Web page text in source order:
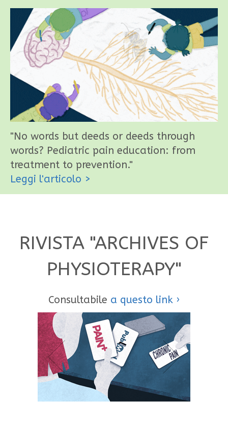
"No words but deeds or deeds through
words? Pediatric pain education: from
treatment to prevention."
Leggi l'articolo >
RIVISTA "ARCHIVES OF
PHYSIOTERAPY"
Consultabile a questo link ›